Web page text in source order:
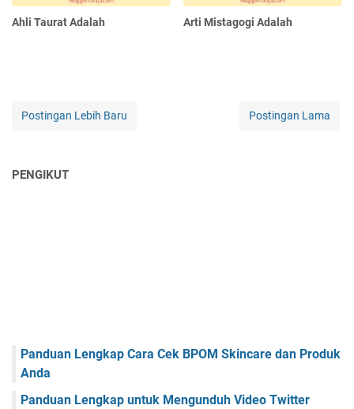
Ahli Taurat Adalah Arti Mistagogi Adalah
Postingan Lebih Baru Postingan Lama
PENGIKUT
Panduan Lengkap Cara Cek BPOM Skincare dan Produk
Anda
Panduan Lengkap untuk Mengunduh Video Twitter